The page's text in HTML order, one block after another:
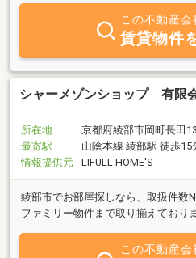
この不動産会
賃貸物件
シャーメゾンショップ 有限
所在地
京都府綾部市岡町長田
最寄駅
山陰本線 綾部駅 徒歩15
情報提供元
LIFULL HOME'S
綾部市でお部屋探しなら、取扱件数
ファミリー物件まで取り揃えており
この不動産会